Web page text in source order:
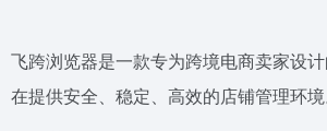
飞跨浏览器是一款专为跨境电商卖家设
在提供安全、稳定、高效的店铺管理环境